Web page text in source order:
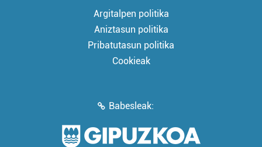
Argitalpen politika
Aniztasun politika
Pribatutasun politika
Cookieak
Babesleak: